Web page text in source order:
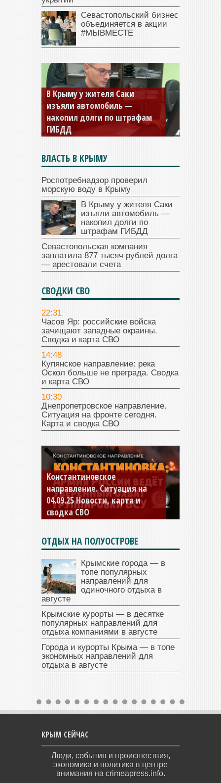
Севастопольский бизнес
объединяется в акции
#МЫВМЕСТЕ
В Крыму у жителя Саки
изъяли автомобиль —
накопил долги по штрафам
ГИБДД
ВЛАСТЬ В КРЫМУ
Роспотребнадзор проверил
морскую воду в Крыму
В Крыму у жителя Саки
изъяли автомобиль —
накопил долги по
штрафам ГИБДД
Севастопольская компания
заплатила 877 тысяч рублей долга
— арестовали счета
СВОДКИ СВО
22:31
Часов Яр: российские войска
зачищают западные окраины.
Сводка и карта СВО
14:48
Купянское направление: река
Оскол больше не преграда. Сводка
и карта СВО
10:30
Днепропетровское направление.
Ситуация на фронте сегодня.
Карта и сводка СВО
Константиновское
направление. Ситуация на
04.09.25 Новости, карта и
сводка СВО
ОТДЫХ НА ПОЛУОСТРОВЕ
Крымские города — в
топе популярных
направлений для
одиночного отдыха в
августе
Крымские курорты — в десятке
популярных направлений для
отдыха компаниями в августе
Города и курорты Крыма — в топе
экономных направлений для
отдыха в августе
КРЫМ СЕЙЧАС
Люди, события и происшествия,
экономика и политика в центре
внимания на crimeapress.info.